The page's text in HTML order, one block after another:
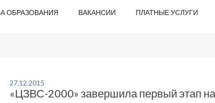
ОБРАЗОВАНИЯ ВАКАНСИИ ПЛАТНЫЕ УСЛУГИ
27.12.2015
«ЦЗВС-2000» завершила первый этап